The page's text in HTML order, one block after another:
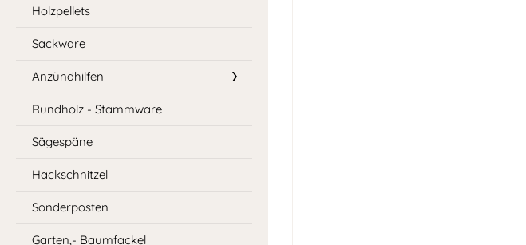
Holzpellets
Sackware
Anzündhilfen
Rundholz - Stammware
Sägespäne
Hackschnitzel
Sonderposten
Garten,- Baumfackel